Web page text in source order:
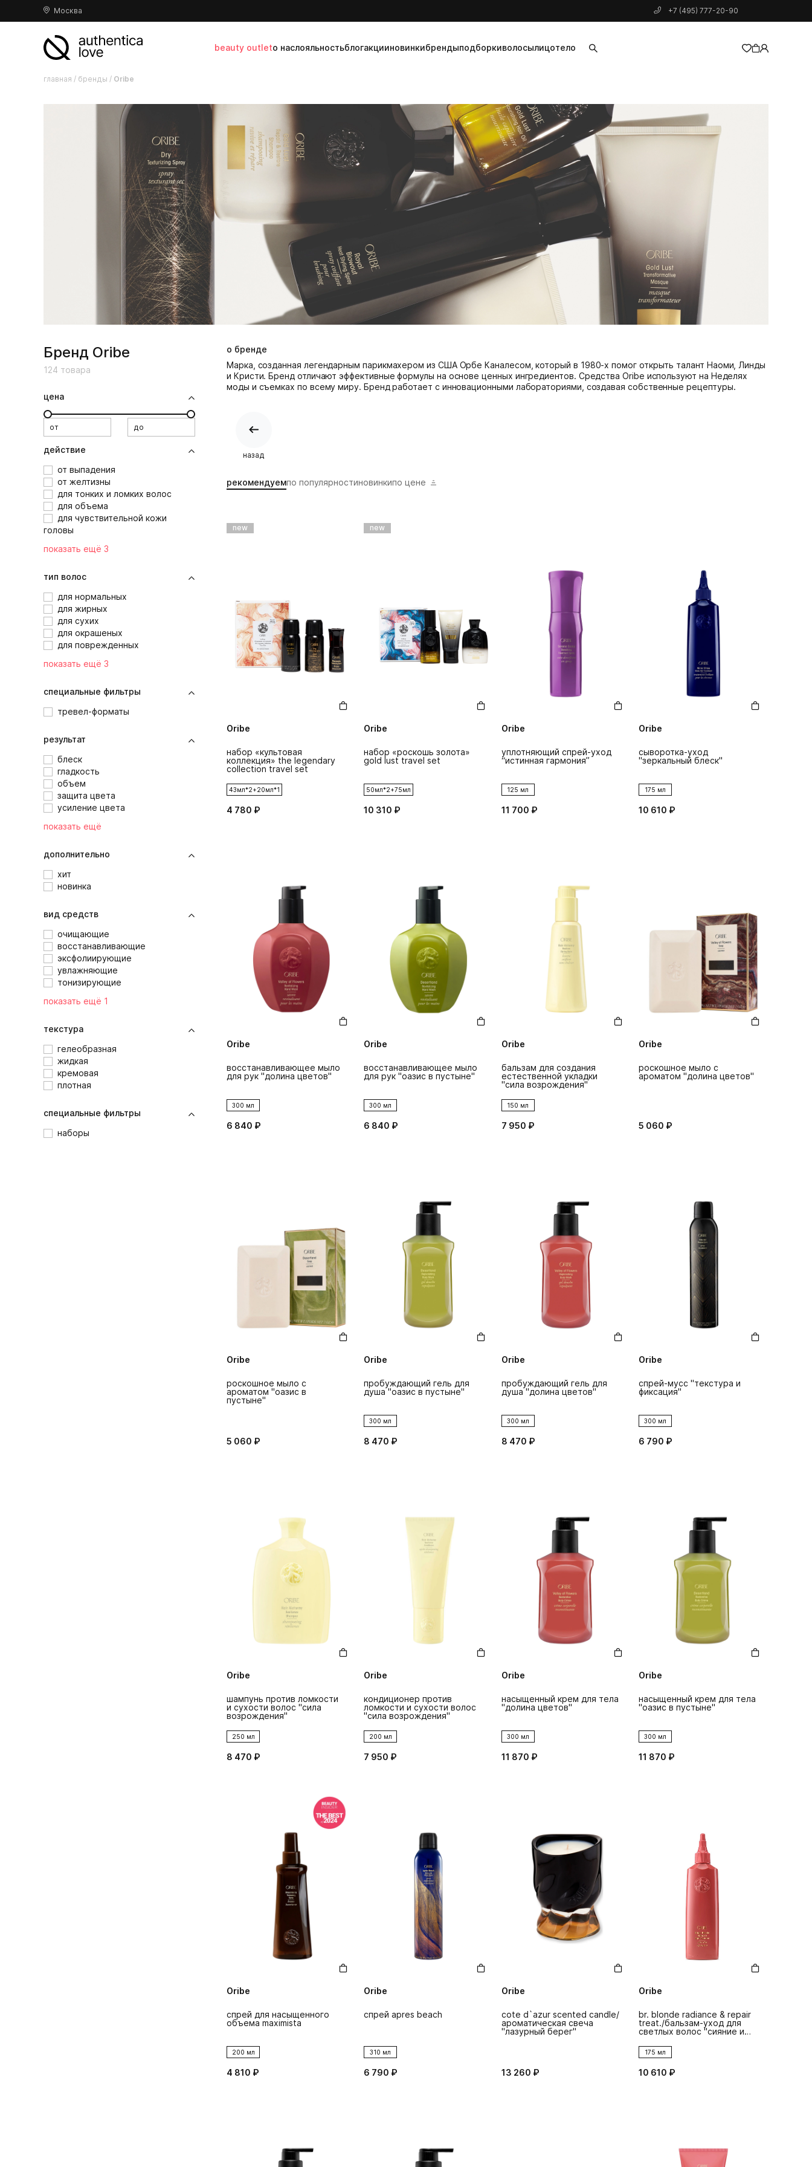
Москва +7 (495) 777-20-90
beauty outletо наслояльностьблогакцииновинкибрендыподборкиволосылицотело
главная / бренды / Oribe
Бренд Oribe
124 товара
цена
от до
действие
от выпадения
от желтизны
для тонких и ломких волос
для объема
для чувствительной кожи
головы
показать ещё 3
тип волос
для нормальных
для жирных
для сухих
для окрашеных
для поврежденных
показать ещё 3
специальные фильтры
тревел-форматы
результат
блеск
гладкость
объем
защита цвета
усиление цвета
показать ещё
дополнительно
хит
новинка
вид средств
очищающие
восстанавливающие
эксфолиирующие
увлажняющие
тонизирующие
показать ещё 1
текстура
гелеобразная
жидкая
кремовая
плотная
специальные фильтры
наборы
о бренде
Марка, созданная легендарным парикмахером из США Орбе Каналесом, который в 1980-х помог открыть талант Наоми, Линды
и Кристи. Бренд отличают эффективные формулы на основе ценных ингредиентов. Средства Oribe используют на Неделях
моды и съемках по всему миру. Бренд работает с инновационными лабораториями, создавая собственные рецептуры.
назад
рекомендуемпо популярностиновинкипо цене
new
Oribe
набор «культовая
коллекция» the legendary
collection travel set
43мл*2+20мл*1
4 780 ₽
new
Oribe
набор «роскошь золота»
gold lust travel set
50мл*2+75мл
10 310 ₽
Oribe
уплотняющий спрей-уход
“истинная гармония’’
125 мл
11 700 ₽
Oribe
сыворотка-уход
"зеркальный блеск"
175 мл
10 610 ₽
Oribe
восстанавливающее мыло
для рук "долина цветов"
300 мл
6 840 ₽
Oribe
восстанавливающее мыло
для рук "оазис в пустыне"
300 мл
6 840 ₽
Oribe
бальзам для создания
естественной укладки
"сила возрождения"
150 мл
7 950 ₽
Oribe
роскошное мыло с
ароматом "долина цветов"
5 060 ₽
Oribe
роскошное мыло с
ароматом "оазис в
пустыне"
5 060 ₽
Oribe
пробуждающий гель для
душа "оазис в пустыне"
300 мл
8 470 ₽
Oribe
пробуждающий гель для
душа "долина цветов"
300 мл
8 470 ₽
Oribe
спрей-мусс "текстура и
фиксация"
300 мл
6 790 ₽
Oribe
шампунь против ломкости
и сухости волос "сила
возрождения"
250 мл
8 470 ₽
Oribe
кондиционер против
ломкости и сухости волос
"сила возрождения"
200 мл
7 950 ₽
Oribe
насыщенный крем для тела
"долина цветов"
300 мл
11 870 ₽
Oribe
насыщенный крем для тела
"оазис в пустыне"
300 мл
11 870 ₽
Oribe
спрей для насыщенного
объема maximista
200 мл
4 810 ₽
Oribe
спрей apres beach
310 мл
6 790 ₽
Oribe
cote d`azur scented candle/
ароматическая свеча
"лазурный берег"
13 260 ₽
Oribe
br. blonde radiance & repair
treat./бальзам-уход для
светлых волос ''сияние и
175 мл
10 610 ₽